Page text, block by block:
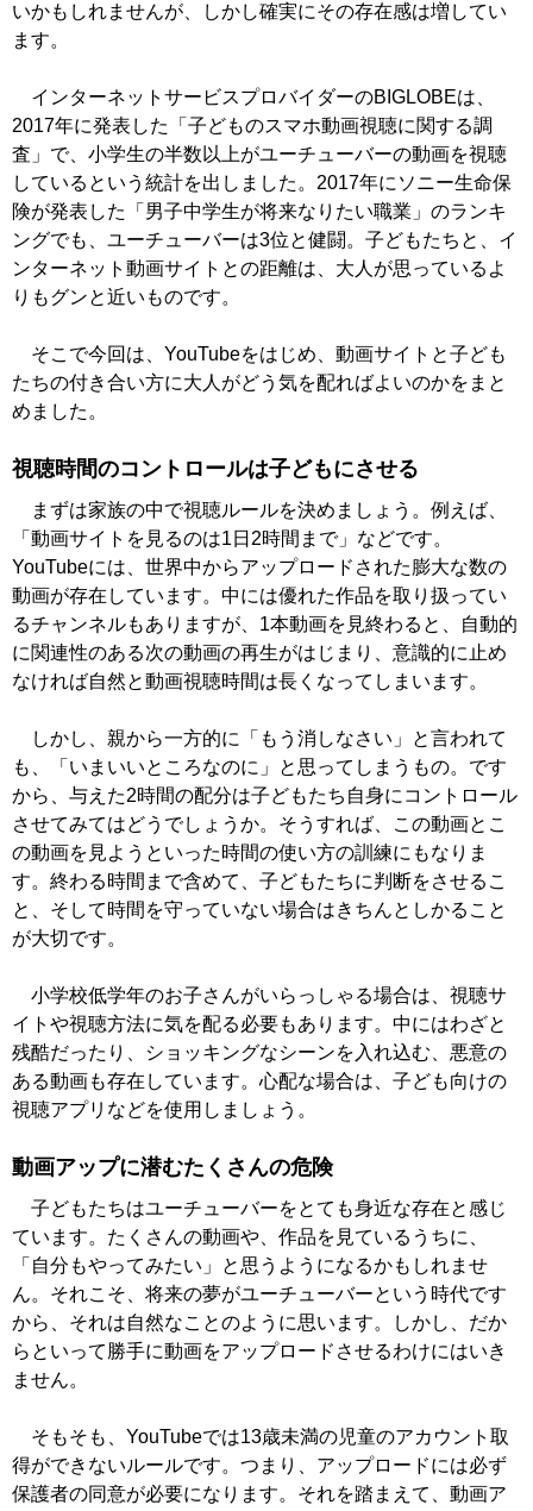
いかもしれませんが、しかし確実にその存在感は増してい
ます。
インターネットサービスプロバイダーのBIGLOBEは、
2017年に発表した「子どものスマホ動画視聴に関する調
査」で、小学生の半数以上がユーチューバーの動画を視聴
しているという統計を出しました。2017年にソニー生命保
険が発表した「男子中学生が将来なりたい職業」のランキ
ングでも、ユーチューバーは3位と健闘。子どもたちと、イ
ンターネット動画サイトとの距離は、大人が思っているよ
りもグンと近いものです。
そこで今回は、YouTubeをはじめ、動画サイトと子ども
たちの付き合い方に大人がどう気を配ればよいのかをまと
めました。
視聴時間のコントロールは子どもにさせる
まずは家族の中で視聴ルールを決めましょう。例えば、
「動画サイトを見るのは1日2時間まで」などです。
YouTubeには、世界中からアップロードされた膨大な数の
動画が存在しています。中には優れた作品を取り扱ってい
るチャンネルもありますが、1本動画を見終わると、自動的
に関連性のある次の動画の再生がはじまり、意識的に止め
なければ自然と動画視聴時間は長くなってしまいます。
しかし、親から一方的に「もう消しなさい」と言われて
も、「いまいいところなのに」と思ってしまうもの。です
から、与えた2時間の配分は子どもたち自身にコントロール
させてみてはどうでしょうか。そうすれば、この動画とこ
の動画を見ようといった時間の使い方の訓練にもなりま
す。終わる時間まで含めて、子どもたちに判断をさせるこ
と、そして時間を守っていない場合はきちんとしかること
が大切です。
小学校低学年のお子さんがいらっしゃる場合は、視聴サ
イトや視聴方法に気を配る必要もあります。中にはわざと
残酷だったり、ショッキングなシーンを入れ込む、悪意の
ある動画も存在しています。心配な場合は、子ども向けの
視聴アプリなどを使用しましょう。
動画アップに潜むたくさんの危険
子どもたちはユーチューバーをとても身近な存在と感じ
ています。たくさんの動画や、作品を見ているうちに、
「自分もやってみたい」と思うようになるかもしれませ
ん。それこそ、将来の夢がユーチューバーという時代です
から、それは自然なことのように思います。しかし、だか
らといって勝手に動画をアップロードさせるわけにはいき
ません。
そもそも、YouTubeでは13歳未満の児童のアカウント取
得ができないルールです。つまり、アップロードには必ず
保護者の同意が必要になります。それを踏まえて、動画ア